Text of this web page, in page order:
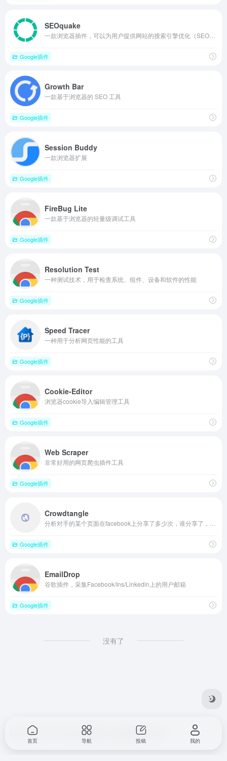
SEOquake
Google插件
Growth Bar
一款基于浏览器的 SEO 工具
Google插件
Session Buddy
一款浏览器扩展
Google插件
FireBug Lite
一款基于浏览器的轻量级调试工具
Google插件
Resolution Test
一种测试技术，用于检查系统、组件、设备和软件的性能
Google插件
Speed Tracer
一种用于分析网页性能的工具
Google插件
Cookie-Editor
浏览器cookie导入编辑管理工具
Google插件
Web Scraper
非常好用的网页爬虫插件工具
Google插件
Crowdtangle
Google插件
EmailDrop
谷歌插件，采集Facebook/Ins/Linkedln上的用户邮箱
Google插件
没有了
Copyright © 2026 方舟全球网站导航 OneNav强力驱动
首页 导航 投稿 我的